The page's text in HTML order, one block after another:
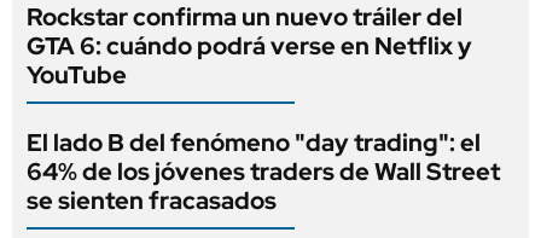
Rockstar confirma un nuevo tráiler del
GTA 6: cuándo podrá verse en Netflix y
YouTube
El lado B del fenómeno "day trading": el
64% de los jóvenes traders de Wall Street
se sienten fracasados